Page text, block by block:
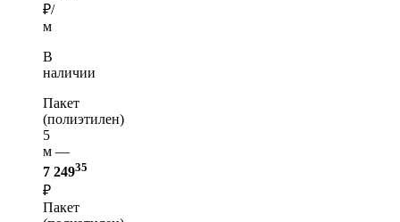
₽/
м
В
наличии
Пакет
(полиэтилен)
5
м —
7 24935
₽
Пакет